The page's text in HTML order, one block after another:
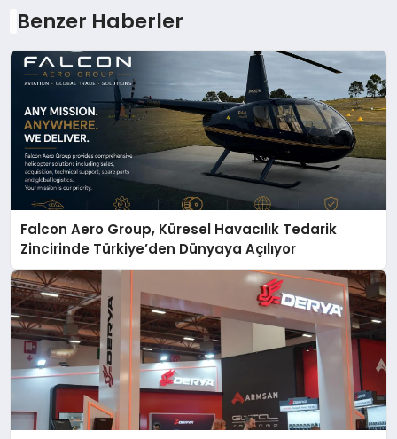
Benzer Haberler
Falcon Aero Group, Küresel Havacılık Tedarik
Zincirinde Türkiye’den Dünyaya Açılıyor